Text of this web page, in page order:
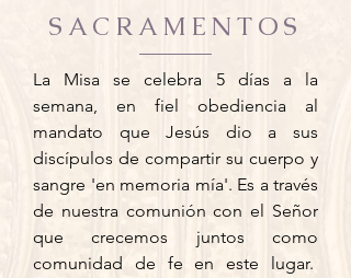
SACRAMENTOS
La Misa se celebra 5 días a la
semana, en fiel obediencia al
mandato que Jesús dio a sus
discípulos de compartir su cuerpo y
sangre 'en memoria mía'. Es a través
de nuestra comunión con el Señor
que crecemos juntos como
comunidad de fe en este lugar.